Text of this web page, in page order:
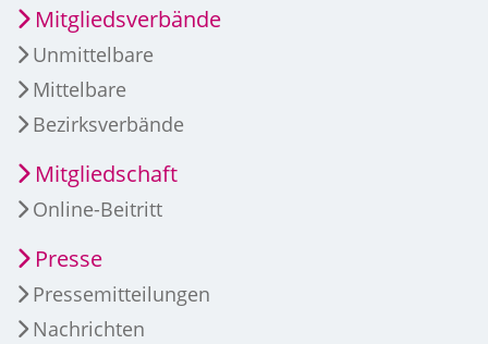
Mitgliedsverbände
Unmittelbare
Mittelbare
Bezirksverbände
Mitgliedschaft
Online-Beitritt
Presse
Pressemitteilungen
Nachrichten